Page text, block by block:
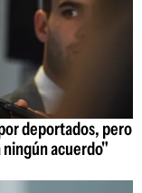
deportados, pero
acuerdo"